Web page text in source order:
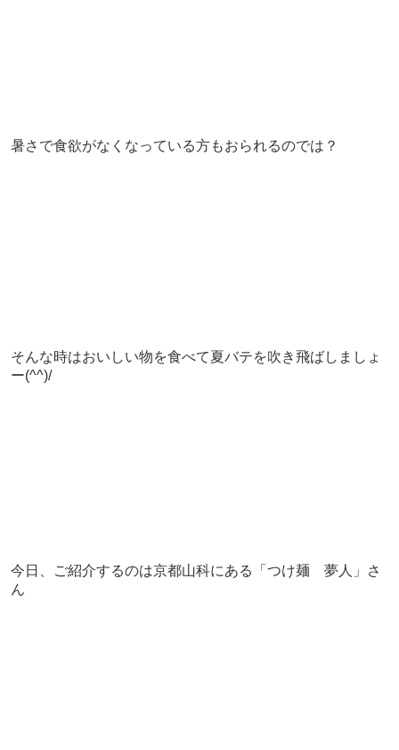
暑さで食欲がなくなっている方もおられるのでは？
そんな時はおいしい物を食べて夏バテを吹き飛ばしましょ
ー(^^)/
今日、ご紹介するのは京都山科にある「つけ麺 夢人」さ
ん